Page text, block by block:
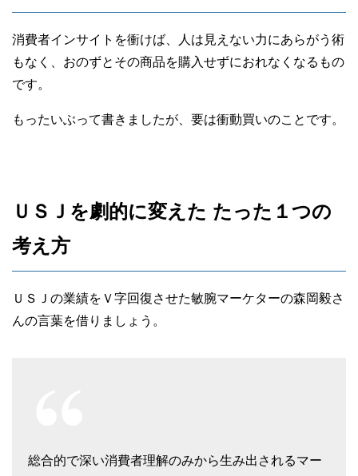
消費者インサイトを衝けば、人は見えない力にあらがう術
もなく、おのずとその商品を購入せずにおれなくなるもの
です。
もったいぶって書きましたが、要は衝動買いのことです。
ＵＳＪを劇的に変えた たった１つの
考え方
ＵＳＪの業績をＶ字回復させた敏腕マーケターの森岡毅さ
んの言葉を借りましょう。
総合的で深い消費者理解のみから生み出されるマー